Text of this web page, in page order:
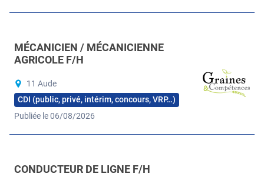
MÉCANICIEN / MÉCANICIENNE
AGRICOLE F/H
11 Aude
CDI (public, privé, intérim, concours, VRP…)
Publiée le 06/08/2026
CONDUCTEUR DE LIGNE F/H